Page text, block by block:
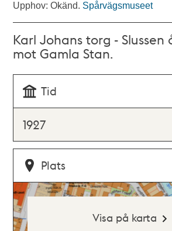
Upphov: Okänd. Spårvägsmuseet
Karl Johans torg - Slussen
mot Gamla Stan.
Tid
1927
Plats
Visa på karta